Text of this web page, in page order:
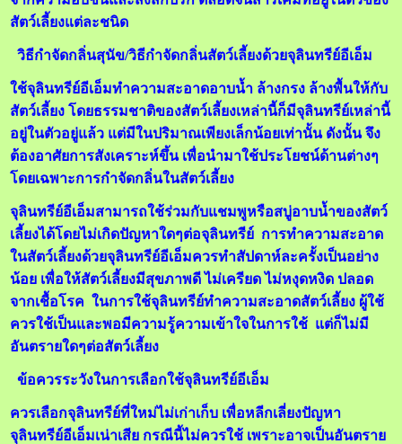
สัตว์เลี้ยงแต่ละชนิด
วิธีกําจัดกลิ่นสุนัข/วิธีกำจัดกลิ่นสัตว์เลี้ยงด้วยจุลินทรีย์อีเอ็ม
ใช้จุลินทรีย์อีเอ็มทำความสะอาดอาบน้ำ ล้างกรง ล้างพื้นให้กับ
สัตว์เลี้ยง โดยธรรมชาติของสัตว์เลี้ยงเหล่านี้ก็มีจุลินทรีย์เหล่านี้
อยู่ในตัวอยู่แล้ว แต่มีในปริมาณเพียงเล็กน้อยเท่านั้น ดังนั้น จึง
ต้องอาศัยการสังเคราะห์ขึ้น เพื่อนำมาใช้ประโยชน์ด้านต่างๆ
โดยเฉพาะการกำจัดกลิ่นในสัตว์เลี้ยง
จุลินทรีย์อีเอ็มสามารถใช้ร่วมกับแชมพูหรือสบู่อาบน้ำของสัตว์
เลี้ยงได้โดยไม่เกิดปัญหาใดๆต่อจุลินทรีย์ การทำความสะอาด
ในสัตว์เลี้ยงด้วยจุลินทรีย์อีเอ็มควรทำสัปดาห์ละครั้งเป็นอย่าง
น้อย เพื่อให้สัตว์เลี้ยงมีสุขภาพดี ไม่เครียด ไม่หงุดหงิด ปลอด
จากเชื้อโรค ในการใช้จุลินทรีย์ทำความสะอาดสัตว์เลี้ยง ผู้ใช้
ควรใช้เป็นและพอมีความรู้ความเข้าใจในการใช้ แต่ก็ไม่มี
อันตรายใดๆต่อสัตว์เลี้ยง
ข้อควรระวังในการเลือกใช้จุลินทรีย์อีเอ็ม
ควรเลือกจุลินทรีย์ที่ใหม่ไม่เก่าเก็บ เพื่อหลีกเลี่ยงปัญหา
จุลินทรีย์อีเอ็มเน่าเสีย กรณีนี้ไม่ควรใช้ เพราะอาจเป็นอันตราย